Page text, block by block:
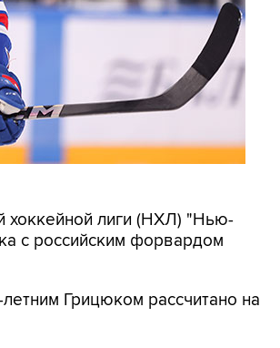
хоккейной лиги (НХЛ) "Нью-
с российским форвардом
Грицюком рассчитано на